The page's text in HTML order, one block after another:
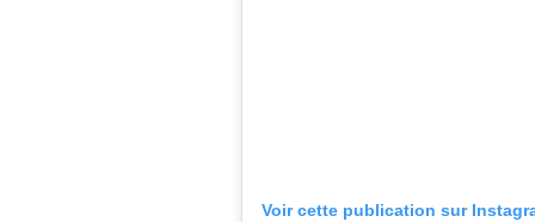
Voir cette publication sur